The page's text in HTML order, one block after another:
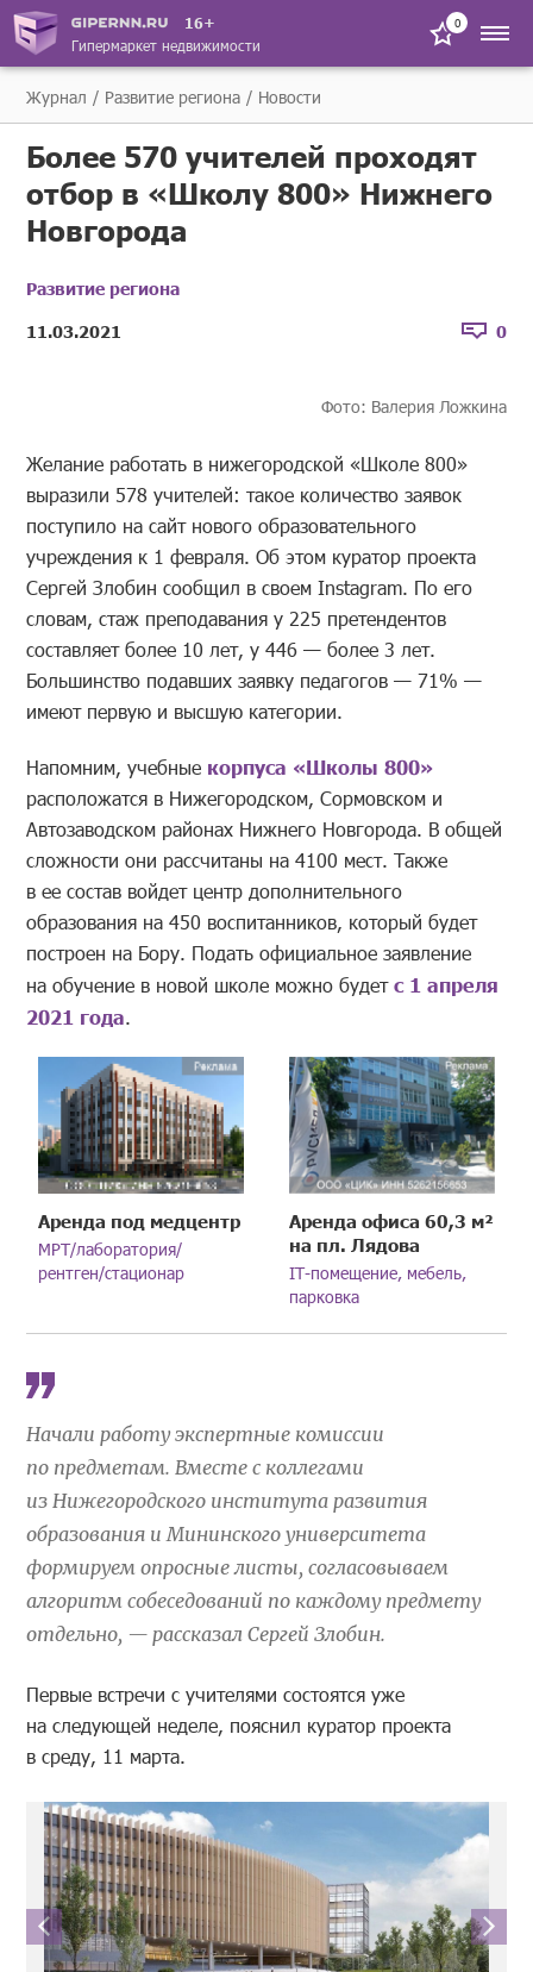
16+
Гипермаркет недвижимости
0
Журнал Развитие региона Новости
Более 570 учителей проходят
отбор в «Школу 800» Нижнего
Новгорода
Развитие региона
11.03.2021
0
Фото: Валерия Ложкина
Желание работать в нижегородской «Школе 800»
выразили 578 учителей: такое количество заявок
поступило на сайт нового образовательного
учреждения к 1 февраля. Об этом куратор проекта
Сергей Злобин сообщил в своем Instagram. По его
словам, стаж преподавания у 225 претендентов
составляет более 10 лет, у 446 — более 3 лет.
Большинство подавших заявку педагогов — 71% —
имеют первую и высшую категории.
Напомним, учебные корпуса «Школы 800»
расположатся в Нижегородском, Сормовском и
Автозаводском районах Нижнего Новгорода. В общей
сложности они рассчитаны на 4100 мест. Также
в ее состав войдет центр дополнительного
образования на 450 воспитанников, который будет
построен на Бору. Подать официальное заявление
на обучение в новой школе можно будетс 1 апреля
2021 года.
Аренда под медцентр
МРТ/лаборатория/
рентген/стационар
Аренда офиса 60,3 м²
на пл. Лядова
IT-помещение, мебель,
парковка
Начали работу экспертные комиссии
по предметам. Вместе с коллегами
из Нижегородского института развития
образования и Мининского университета
формируем опросные листы, согласовываем
алгоритм собеседований по каждому предмету
отдельно, — рассказал Сергей Злобин.
Первые встречи с учителями состоятся уже
на следующей неделе, пояснил куратор проекта
в среду, 11 марта.